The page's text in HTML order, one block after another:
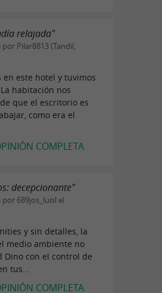
relajada"
Pilar8813 (Tandil,
en este hotel y tuvimos
habitación nos
que el escritorio es
como era el
COMPLETA
decepcionante"
689jos_luisl el
y sin detalles, la
medio ambiente no
Dino con el control de
tus...
COMPLETA